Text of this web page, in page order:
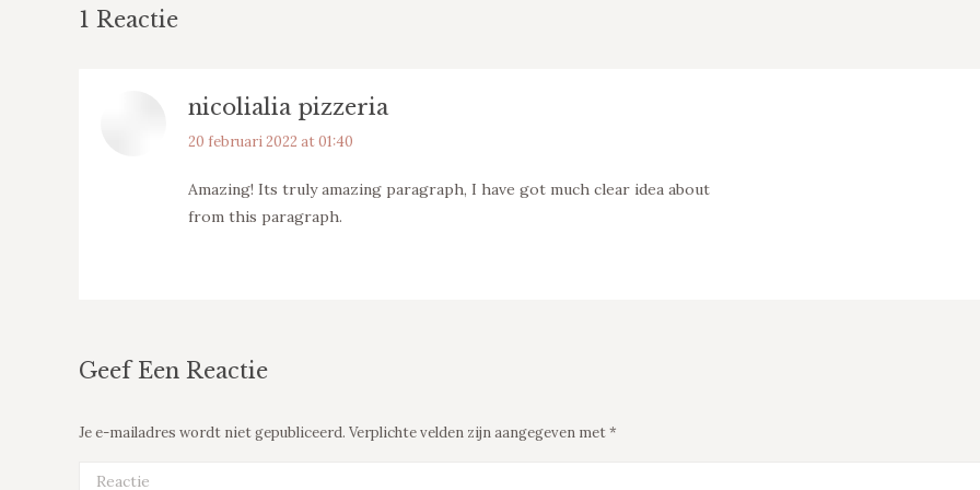
1 Reactie
nicolialia pizzeria
says:
20 februari 2022 at 01:40
Amazing! Its truly amazing paragraph, I have got much clear idea about
from this paragraph.
Geef Een Reactie
Je e-mailadres wordt niet gepubliceerd. Verplichte velden zijn aangegeven met*
Reactie